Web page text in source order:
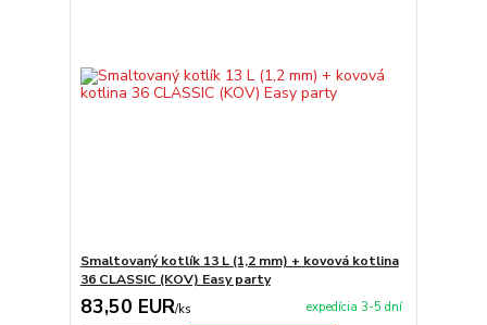
Smaltovaný kotlík 13 L (1,2 mm) + kovová kotlina
36 CLASSIC (KOV) Easy party
83,50 EUR/ks expedícia 3-5 dní